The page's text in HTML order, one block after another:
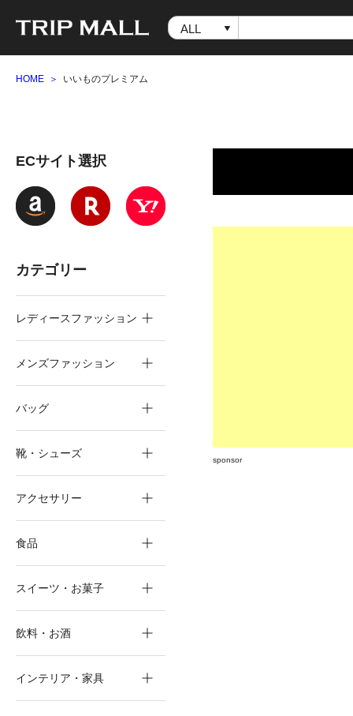
HOME いいものプレミアム
sponsor
ECサイト選択
カテゴリー
レディースファッション
メンズファッション
バッグ
靴・シューズ
アクセサリー
食品
スイーツ・お菓子
飲料・お酒
インテリア・家具